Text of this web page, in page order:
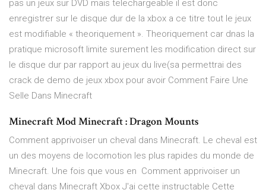
pas un jeux sur DVD mais telechargeable il est donc
enregistrer sur le disque dur de la xbox a ce titre tout le jeux
est modifiable « theoriquement ». Theoriquement car dnas la
pratique microsoft limite surement les modification direct sur
le disque dur par rapport au jeux du live(sa permettrai des
crack de demo de jeux xbox pour avoir Comment Faire Une
Selle Dans Minecraft
Minecraft Mod Minecraft : Dragon Mounts
Comment apprivoiser un cheval dans Minecraft. Le cheval est
un des moyens de locomotion les plus rapides du monde de
Minecraft. Une fois que vous en Comment apprivoiser un
cheval dans Minecraft Xbox J'ai cette instructable Cette